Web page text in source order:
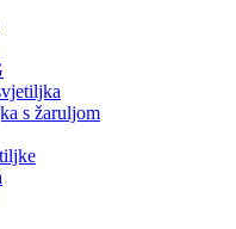
s žaruljom